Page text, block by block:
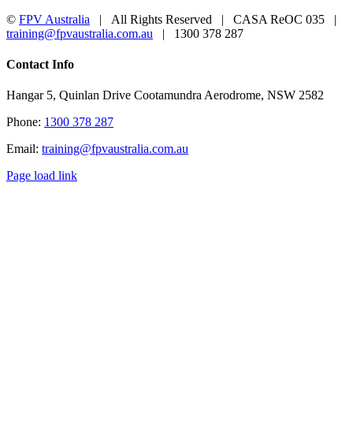
© FPV Australia | All Rights Reserved | CASA ReOC 035 |
training@fpvaustralia.com.au | 1300 378 287
Toggle
Bar
Area
Contact Info
Hangar 5, Quinlan Drive Cootamundra Aerodrome, NSW 2582
Phone: 1300 378 287
Email: training@fpvaustralia.com.au
Page load link